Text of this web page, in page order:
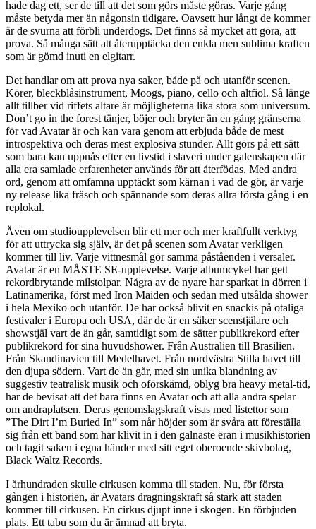
hade dag ett, ser de till att det som görs måste göras. Varje gång
måste betyda mer än någonsin tidigare. Oavsett hur långt de kommer
är de svurna att förbli underdogs. Det finns så mycket att göra, att
prova. Så många sätt att återupptäcka den enkla men sublima kraften
som är gömd inuti en elgitarr.
Det handlar om att prova nya saker, både på och utanför scenen.
Körer, bleckblåsinstrument, Moogs, piano, cello och altfiol. Så länge
allt tillber vid riffets altare är möjligheterna lika stora som universum.
Don’t go in the forest tänjer, böjer och bryter än en gång gränserna
för vad Avatar är och kan vara genom att erbjuda både de mest
introspektiva och deras mest explosiva stunder. Allt görs på ett sätt
som bara kan uppnås efter en livstid i slaveri under galenskapen där
alla era samlade erfarenheter används för att återfödas. Med andra
ord, genom att omfamna upptäckt som kärnan i vad de gör, är varje
ny release lika fräsch och spännande som deras allra första gång i en
replokal.
Även om studioupplevelsen blir ett mer och mer kraftfullt verktyg
för att uttrycka sig själv, är det på scenen som Avatar verkligen
kommer till liv. Varje vittnesmål gör samma påståenden i versaler.
Avatar är en MÅSTE SE-upplevelse. Varje albumcykel har gett
rekordbrytande milstolpar. Några av de nyare har sparkat in dörren i
Latinamerika, först med Iron Maiden och sedan med utsålda shower
i hela Mexiko och utanför. De har också blivit en snackis på otaliga
festivaler i Europa och USA, där de är en säker scenstjälare och
showstjäl vart de än går, samtidigt som de sätter publikrekord efter
publikrekord för sina huvudshower. Från Australien till Brasilien.
Från Skandinavien till Medelhavet. Från nordvästra Stilla havet till
den djupa södern. Vart de än går, med sin unika blandning av
suggestiv teatralisk musik och oförskämd, oblyg bra heavy metal-tid,
har de bevisat att det bara finns en Avatar och att alla andra spelar
om andraplatsen. Deras genomslagskraft visas med listettor som
”The Dirt I’m Buried In” som når höjder som är svåra att föreställa
sig från ett band som har klivit in i den galnaste eran i musikhistorien
och tagit saken i egna händer med sitt eget oberoende skivbolag,
Black Waltz Records.
I århundraden skulle cirkusen komma till staden. Nu, för första
gången i historien, är Avatars dragningskraft så stark att staden
kommer till cirkusen. En cirkus djupt inne i skogen. En förbjuden
plats. Ett tabu som du är ämnad att bryta.